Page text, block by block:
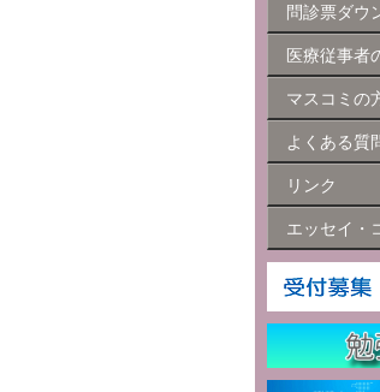
問診票ダウ
医療従事者
マスコミの
よくある質
リンク
エッセイ・